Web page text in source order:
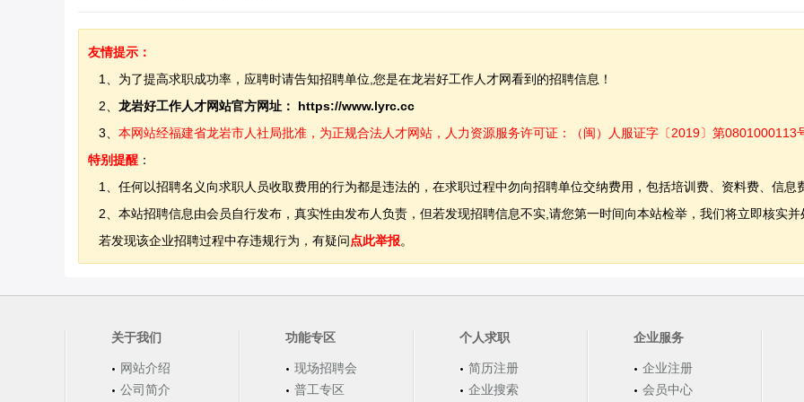
友情提示：
1、为了提高求职成功率，应聘时请告知招聘单位,您是在龙岩好工作人才网看到的招聘信息！
2、 龙岩好工作人才网站官方网址： https://www.lyrc.cc
3、 本网站经福建省龙岩市人社局批准，为正规合法人才网站，人力资源服务许可证：（闽）人服证字〔2019〕第0801000113
特别提醒 ：
1、任何以招聘名义向求职人员收取费用的行为都是违法的，在求职过程中勿向招聘单位交纳费用，包括培训费、资料费、信息
2、本站招聘信息由会员自行发布，真实性由发布人负责，但若发现招聘信息不实,请您第一时间向本站检举，我们将立即核实并
若发现该企业招聘过程中存违规行为，有疑问点此举报。
关于我们
网站介绍
公司简介
功能专区
现场招聘会
普工专区
个人求职
简历注册
企业搜索
企业服务
企业注册
会员中心